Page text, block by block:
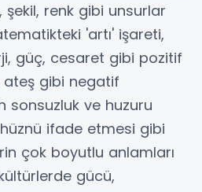
şekil, renk gibi unsurlar
'artı' işareti,
güç, cesaret gibi pozitif
ateş gibi negatif
sonsuzluk ve huzuru
ifade etmesi gibi
çok boyutlu anlamları
gücü,